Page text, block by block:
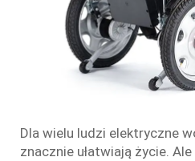
Dla wielu ludzi elektryczne
znacznie ułatwiają życie. Ale